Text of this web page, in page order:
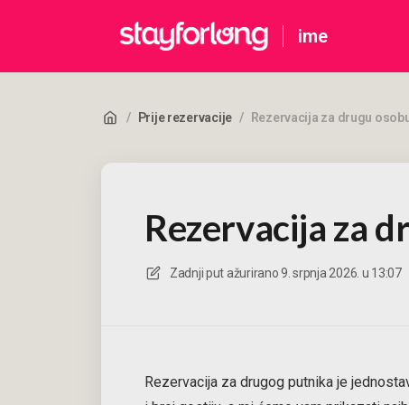
ime
/ Prije rezervacije / Rezervacija za drugu
Rezervacija za
Zadnji put ažurirano9. srpnja 2026. u 13:07
Rezervacija za drugog putnika je